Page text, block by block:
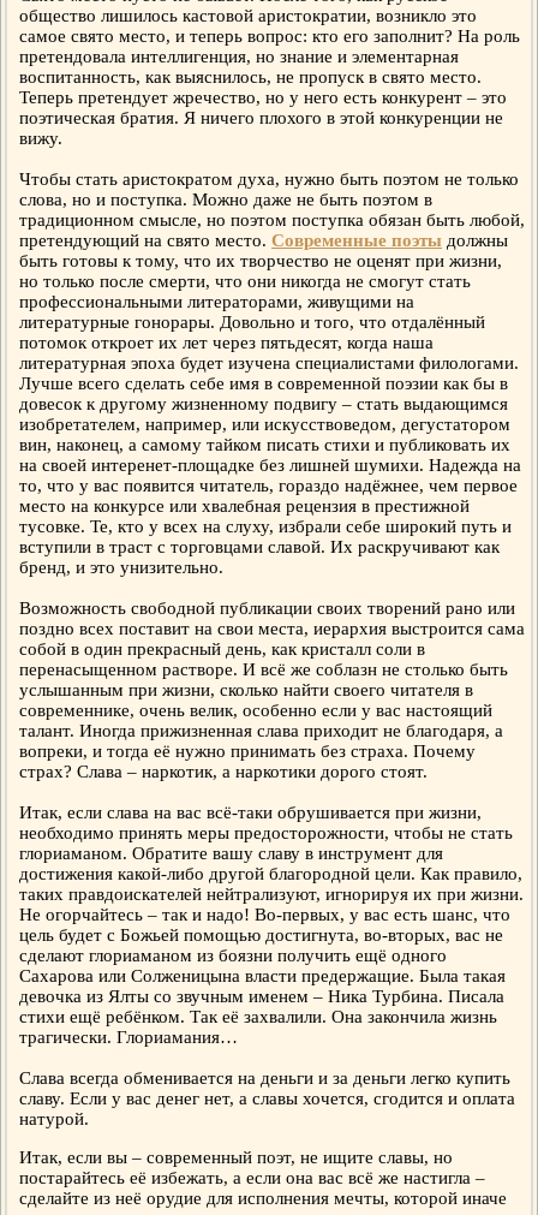
общество лишилось кастовой аристократии, возникло это
самое свято место, и теперь вопрос: кто его заполнит? На роль
претендовала интеллигенция, но знание и элементарная
воспитанность, как выяснилось, не пропуск в свято место.
Теперь претендует жречество, но у него есть конкурент – это
поэтическая братия. Я ничего плохого в этой конкуренции не
вижу.
Чтобы стать аристократом духа, нужно быть поэтом не только
слова, но и поступка. Можно даже не быть поэтом в
традиционном смысле, но поэтом поступка обязан быть любой,
претендующий на свято место. Современные поэты должны
быть готовы к тому, что их творчество не оценят при жизни,
но только после смерти, что они никогда не смогут стать
профессиональными литераторами, живущими на
литературные гонорары. Довольно и того, что отдалённый
потомок откроет их лет через пятьдесят, когда наша
литературная эпоха будет изучена специалистами филологами.
Лучше всего сделать себе имя в современной поэзии как бы в
довесок к другому жизненному подвигу – стать выдающимся
изобретателем, например, или искусствоведом, дегустатором
вин, наконец, а самому тайком писать стихи и публиковать их
на своей интеренет-площадке без лишней шумихи. Надежда на
то, что у вас появится читатель, гораздо надёжнее, чем первое
место на конкурсе или хвалебная рецензия в престижной
тусовке. Те, кто у всех на слуху, избрали себе широкий путь и
вступили в траст с торговцами славой. Их раскручивают как
бренд, и это унизительно.
Возможность свободной публикации своих творений рано или
поздно всех поставит на свои места, иерархия выстроится сама
собой в один прекрасный день, как кристалл соли в
перенасыщенном растворе. И всё же соблазн не столько быть
услышанным при жизни, сколько найти своего читателя в
современнике, очень велик, особенно если у вас настоящий
талант. Иногда прижизненная слава приходит не благодаря, а
вопреки, и тогда её нужно принимать без страха. Почему
страх? Слава – наркотик, а наркотики дорого стоят.
Итак, если слава на вас всё-таки обрушивается при жизни,
необходимо принять меры предосторожности, чтобы не стать
глориаманом. Обратите вашу славу в инструмент для
достижения какой-либо другой благородной цели. Как правило,
таких правдоискателей нейтрализуют, игнорируя их при жизни.
Не огорчайтесь – так и надо! Во-первых, у вас есть шанс, что
цель будет с Божьей помощью достигнута, во-вторых, вас не
сделают глориаманом из боязни получить ещё одного
Сахарова или Солженицына власти предержащие. Была такая
девочка из Ялты со звучным именем – Ника Турбина. Писала
стихи ещё ребёнком. Так её захвалили. Она закончила жизнь
трагически. Глориамания…
Слава всегда обменивается на деньги и за деньги легко купить
славу. Если у вас денег нет, а славы хочется, сгодится и оплата
натурой.
Итак, если вы – современный поэт, не ищите славы, но
постарайтесь её избежать, а если она вас всё же настигла –
сделайте из неё орудие для исполнения мечты, которой иначе